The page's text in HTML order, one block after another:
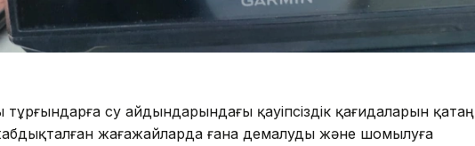
су айдындарындағы қауіпсіздік қағидаларын қатаң
жағажайларда ғана демалуды және шомылуға